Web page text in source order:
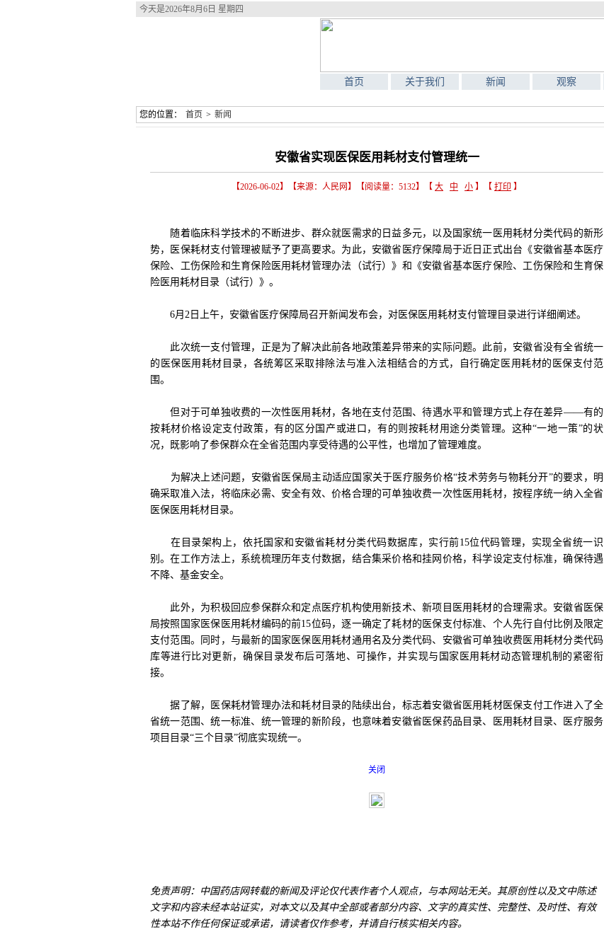
今天是2026年8月6日 星期四
首页 关于我们 新闻 观察
您的位置： 首页 > 新闻
安徽省实现医保医用耗材支付管理统一
【2026-06-02】【来源：人民网】【阅读量：5132】【 大 中 小 】【 打印 】
随着临床科学技术的不断进步、群众就医需求的日益多元，以及国家统一医用耗材分类代码的新形
势，医保耗材支付管理被赋予了更高要求。为此，安徽省医疗保障局于近日正式出台《安徽省基本医疗
保险、工伤保险和生育保险医用耗材管理办法（试行）》和《安徽省基本医疗保险、工伤保险和生育保
险医用耗材目录（试行）》。
6月2日上午，安徽省医疗保障局召开新闻发布会，对医保医用耗材支付管理目录进行详细阐述。
此次统一支付管理，正是为了解决此前各地政策差异带来的实际问题。此前，安徽省没有全省统一
的医保医用耗材目录，各统筹区采取排除法与准入法相结合的方式，自行确定医用耗材的医保支付范
围。
但对于可单独收费的一次性医用耗材，各地在支付范围、待遇水平和管理方式上存在差异——有的
按耗材价格设定支付政策，有的区分国产或进口，有的则按耗材用途分类管理。这种“一地一策”的状
况，既影响了参保群众在全省范围内享受待遇的公平性，也增加了管理难度。
为解决上述问题，安徽省医保局主动适应国家关于医疗服务价格“技术劳务与物耗分开”的要求，明
确采取准入法，将临床必需、安全有效、价格合理的可单独收费一次性医用耗材，按程序统一纳入全省
医保医用耗材目录。
在目录架构上，依托国家和安徽省耗材分类代码数据库，实行前15位代码管理，实现全省统一识
别。在工作方法上，系统梳理历年支付数据，结合集采价格和挂网价格，科学设定支付标准，确保待遇
不降、基金安全。
此外，为积极回应参保群众和定点医疗机构使用新技术、新项目医用耗材的合理需求。安徽省医保
局按照国家医保医用耗材编码的前15位码，逐一确定了耗材的医保支付标准、个人先行自付比例及限定
支付范围。同时，与最新的国家医保医用耗材通用名及分类代码、安徽省可单独收费医用耗材分类代码
库等进行比对更新，确保目录发布后可落地、可操作，并实现与国家医用耗材动态管理机制的紧密衔
接。
据了解，医保耗材管理办法和耗材目录的陆续出台，标志着安徽省医用耗材医保支付工作进入了全
省统一范围、统一标准、统一管理的新阶段，也意味着安徽省医保药品目录、医用耗材目录、医疗服务
项目目录“三个目录”彻底实现统一。
关闭
免责声明：中国药店网转载的新闻及评论仅代表作者个人观点，与本网站无关。其原创性以及文中陈述
文字和内容未经本站证实，对本文以及其中全部或者部分内容、文字的真实性、完整性、及时性、有效
性本站不作任何保证或承诺，请读者仅作参考，并请自行核实相关内容。